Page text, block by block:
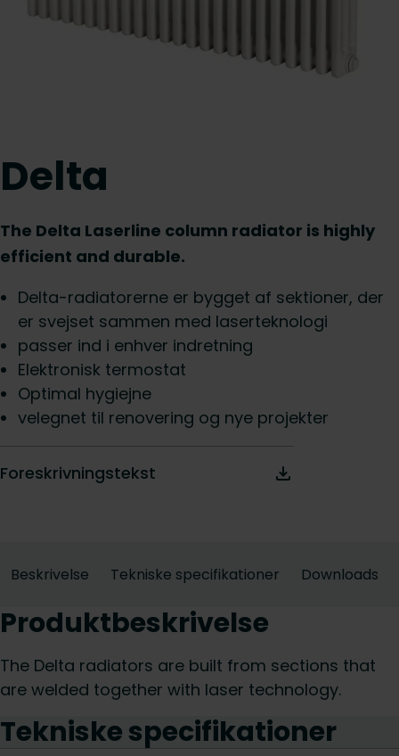
Delta
The Delta Laserline column radiator is highly
efficient and durable.
Delta-radiatorerne er bygget af sektioner, der
er svejset sammen med laserteknologi
passer ind i enhver indretning
Elektronisk termostat
Optimal hygiejne
velegnet til renovering og nye projekter
Foreskrivningstekst
Beskrivelse Tekniske specifikationer Downloads
Produktbeskrivelse
The Delta radiators are built from sections that
are welded together with laser technology.
Tekniske specifikationer